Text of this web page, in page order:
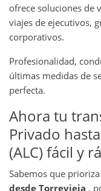
ofrece soluciones de
viajes de ejecutivos,
corporativos.
Profesionalidad,
últimas medidas de
perfecta.
Ahora tu
Privado
(ALC) fácil y
Sabemos que
desde Torrevieja ,